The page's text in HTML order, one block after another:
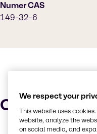
Numer CAS
149-32-6
We respect your
This website uses
website, analyze the
on social media, and